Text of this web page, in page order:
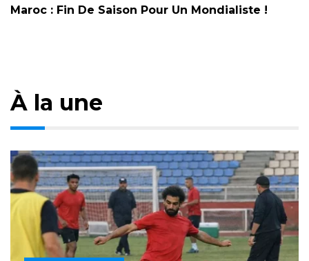
Maroc : Fin De Saison Pour Un Mondialiste !
À la une